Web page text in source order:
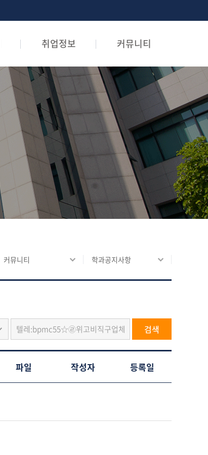
취업정보 커뮤니티
커뮤니티 학과공지사항
검색
파일 작성자 등록일